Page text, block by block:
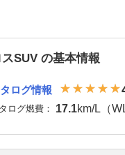
SUV の基本情報
ログ情報
ログ燃費： 17.1km/L（